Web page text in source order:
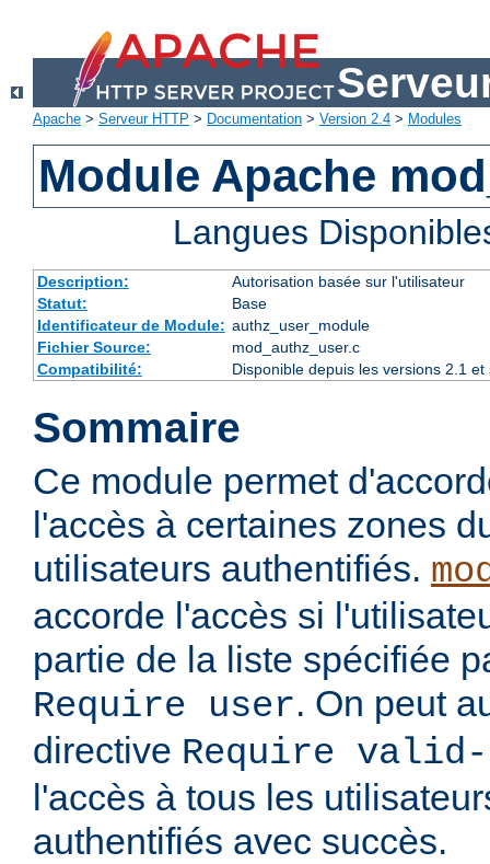
Apache > Serveur HTTP > Documentation > Version 2.4 > Modules
Module Apache
Langues
Description:
Autorisation basée sur l'utilisateur
Statut:
Base
Identificateur de Module: authz_user_module
Fichier Source:
mod_authz_user.c
Compatibilité:
Disponible depuis les versions 2.1
Sommaire
Ce module permet
l'accès à certaines zones
utilisateurs authentifiés.
accorde l'accès si
partie de la liste spécifiée
Require user. On peut
directive Require
l'accès à tous les
authentifiés avec succès.